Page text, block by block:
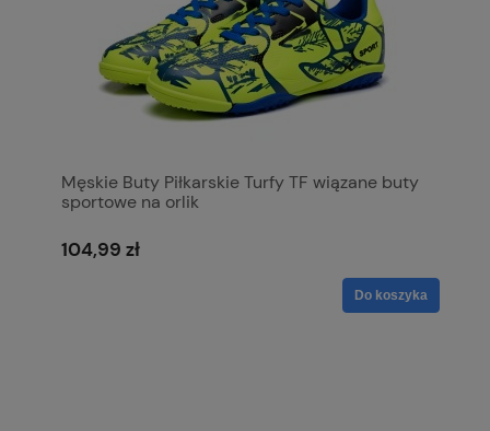
Męskie Buty Piłkarskie Turfy TF wiązane buty
sportowe na orlik
104,99 zł
Do koszyka